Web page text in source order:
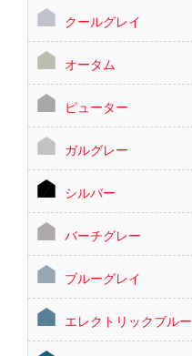
クールグレイ
オータム
ピューター
ガルグレー
シルバー
バーチグレー
ブルーグレイ
エレクトリックブルー